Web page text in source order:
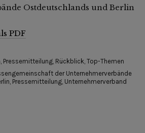
Ostdeutschlands und Berlin
PDF
Pressemitteilung, Rückblick Top-Themen
der Unternehmerverbände
Pressemitteilung Unternehmerverband